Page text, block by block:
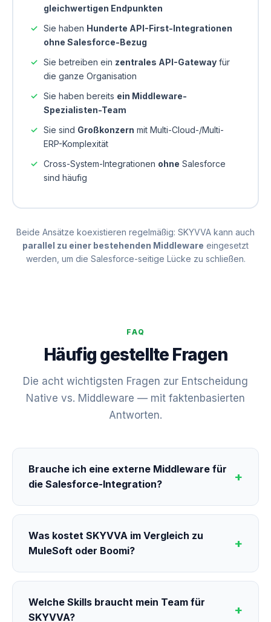
gleichwertigen Endpunkten
Sie haben Hunderte API-First-Integrationen
ohne Salesforce-Bezug
Sie betreiben ein zentrales API-Gateway für
die ganze Organisation
Sie haben bereits ein Middleware-
Spezialisten-Team
Sie sind Großkonzern mit Multi-Cloud-/Multi-
ERP-Komplexität
Cross-System-Integrationen ohne Salesforce
sind häufig
Beide Ansätze koexistieren regelmäßig: SKYVVA kann auch
parallel zu einer bestehenden Middleware eingesetzt
werden, um die Salesforce-seitige Lücke zu schließen.
FAQ
Häufig gestellte Fragen
Die acht wichtigsten Fragen zur Entscheidung
Native vs. Middleware — mit faktenbasierten
Antworten.
Brauche ich eine externe Middleware für
die Salesforce-Integration?
Was kostet SKYVVA im Vergleich zu
MuleSoft oder Boomi?
Welche Skills braucht mein Team für
SKYVVA?